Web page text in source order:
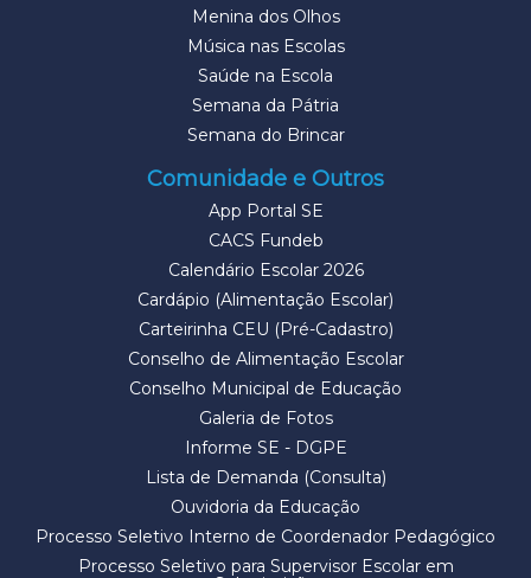
Menina dos Olhos
Música nas Escolas
Saúde na Escola
Semana da Pátria
Semana do Brincar
Comunidade e Outros
App Portal SE
CACS Fundeb
Calendário Escolar 2026
Cardápio (Alimentação Escolar)
Carteirinha CEU (Pré-Cadastro)
Conselho de Alimentação Escolar
Conselho Municipal de Educação
Galeria de Fotos
Informe SE - DGPE
Lista de Demanda (Consulta)
Ouvidoria da Educação
Processo Seletivo Interno de Coordenador Pedagógico
Processo Seletivo para Supervisor Escolar em